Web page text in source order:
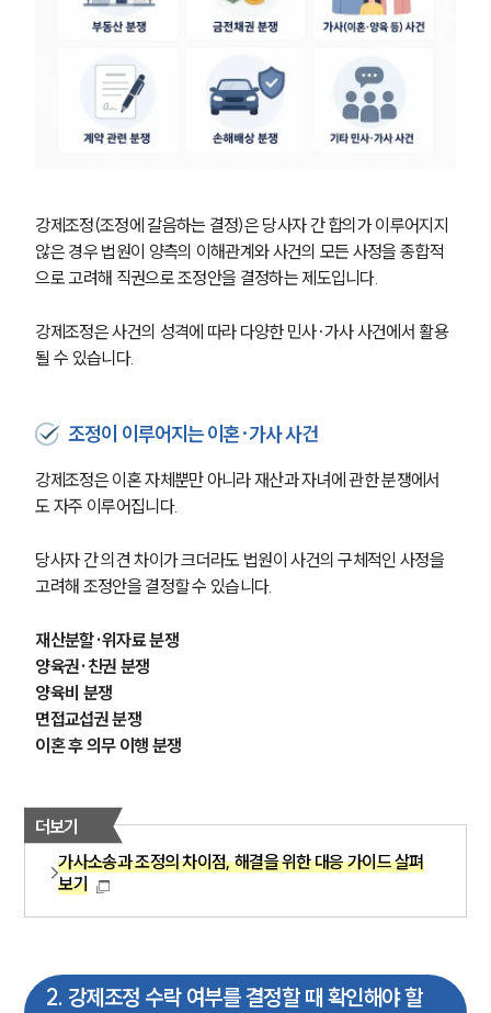
강제조정(조정에 갈음하는 결정)은 당사자 간 합의가 이루어지지
않은 경우 법원이 양측의 이해관계와 사건의 모든 사정을 종합적
으로 고려해 직권으로 조정안을 결정하는 제도입니다.
강제조정은 사건의 성격에 따라 다양한 민사·가사 사건에서 활용
될 수 있습니다.
조정이 이루어지는 이혼·가사 사건
강제조정은 이혼 자체뿐만 아니라 재산과 자녀에 관한 분쟁에서
도 자주 이루어집니다.
당사자 간 의견 차이가 크더라도 법원이 사건의 구체적인 사정을
고려해 조정안을 결정할 수 있습니다.
재산분할·위자료 분쟁
양육권·친권 분쟁
양육비 분쟁
면접교섭권 분쟁
이혼 후 의무 이행 분쟁
더보기
가사소송과 조정의 차이점, 해결을 위한 대응 가이드 살펴
보기
2. 강제조정 수락 여부를 결정할 때 확인해야 할